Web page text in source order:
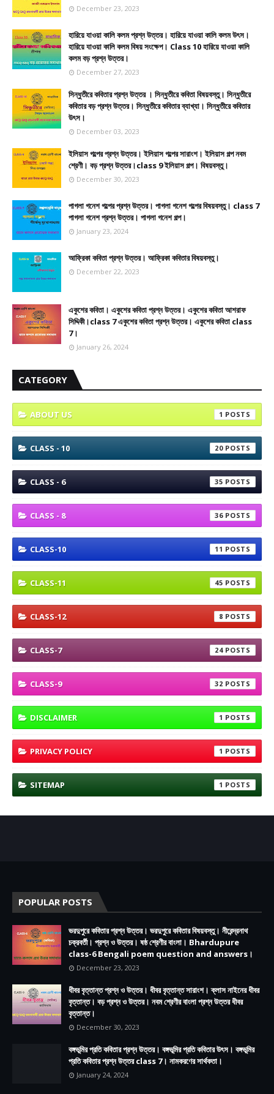
December 23, 2023
হারিয়ে যাওয়া কালি কলম প্রশ্ন উত্তর। হারিয়ে যাওয়া কালি কলম উৎস।
হারিয়ে যাওয়া কালি কলম বিষয় সংক্ষেপ। Class 10 হারিয়ে যাওয়া কালি
কলম বড় প্রশ্ন উত্তর।
December 27, 2023
সিন্ধুতীরে কবিতার প্রশ্ন উত্তর । সিন্ধুতীরে কবিতা বিষয়বস্তু। সিন্ধুতীরে
কবিতার বড় প্রশ্ন উত্তর। সিন্ধুতীরে কবিতার ব্যাখ্যা। সিন্ধুতীরে কবিতার
উৎস।
December 03, 2023
ইলিয়াস গল্পের প্রশ্ন উত্তর। ইলিয়াস গল্পের সারাংশ। ইলিয়াস গল্প নবম
শ্রেণী। বড় প্রশ্ন উত্তর।class 9 ইলিয়াস গল্প। বিষয়বস্তু।
December 30, 2023
পাগলা গনেশ গল্পের প্রশ্ন উত্তর। পাগলা গনেশ গল্পের বিষয়বস্তু। class 7
পাগলা গনেশ প্রশ্ন উত্তর। পাগলা গনেশ গল্প।
January 23, 2024
আফ্রিকা কবিতা প্রশ্ন উত্তর। আফ্রিকা কবিতার বিষয়বস্তু।
December 22, 2023
একুশের কবিতা। একুশের কবিতা প্রশ্ন উত্তর। একুশের কবিতা আশরাফ
সিদ্দিকী।class 7 একুশের কবিতা প্রশ্ন উত্তর। একুশের কবিতা class
7।
January 26, 2024
CATEGORY
ABOUT US 1
CLASS - 10 20
CLASS - 6 35
CLASS - 8 36
CLASS-10 11
CLASS-11 45
CLASS-12 8
CLASS-7 24
CLASS-9 32
DISCLAIMER 1
PRIVACY POLICY 1
SITEMAP 1
POPULAR POSTS
ভরদুপুরে কবিতার প্রশ্ন উত্তর। ভরদুপুরে কবিতার বিষয়বস্তু। নীরেন্দ্রনাথ
চক্রবর্তী। প্রশ্ন ও উত্তর। ষষ্ঠ শ্রেণীর বাংলা। Bhardupure
class-6 Bengali poem question and answers।
December 23, 2023
ধীবর বৃত্তান্ত প্রশ্ন ও উত্তর। ধীবর বৃত্তান্ত সারাংশ। ক্লাস নাইনের ধীবর
বৃত্তান্ত। বড় প্রশ্ন ও উত্তর। নবম শ্রেণীর বাংলা প্রশ্ন উত্তর ধীবর
বৃত্তান্ত।
December 30, 2023
বঙ্গভূমির প্রতি কবিতার প্রশ্ন উত্তর। বঙ্গভূমির প্রতি কবিতার উৎস। বঙ্গভূমির
প্রতি কবিতার প্রশ্ন উত্তর class 7। নামকরণের সার্থকতা।
January 24, 2024